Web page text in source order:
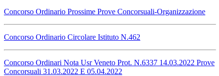
Concorso Ordinario Prossime Prove Concorsuali-Organizzazione
Concorso Ordinario Circolare Istituto N.462
Concorso Ordinari Nota Usr Veneto Prot. N.6337 14.03.2022 Prove
Concorsuali 31.03.2022 E 05.04.2022